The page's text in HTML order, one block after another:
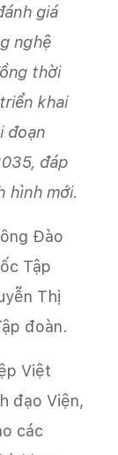
giá
nghệ
thời
khai
đoạn
đáp
hình mới.
Đào
Tập
Thị
đoàn.
Việt
đạo Viện,
các